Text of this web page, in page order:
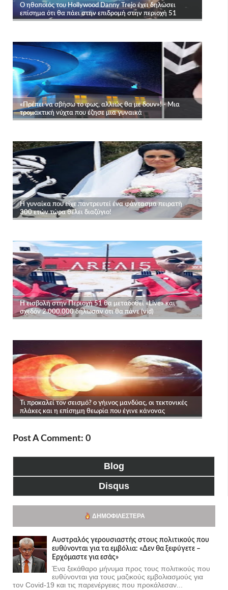
Post A Comment: 0
Blog
Disqus
ΔΗΜΟΦΙΛΈΣΤΕΡΑ
Αυστραλός γερουσιαστής στους πολιτικούς που
ευθύνονται για τα εμβόλια: «Δεν θα ξεφύγετε –
Ερχόμαστε για εσάς»
Ένα ξεκάθαρο μήνυμα προς τους πολιτικούς που
ευθύνονται για τους μαζικούς εμβολιασμούς για
τον Covid-19 και τις παρενέργειες που προκάλεσαν...